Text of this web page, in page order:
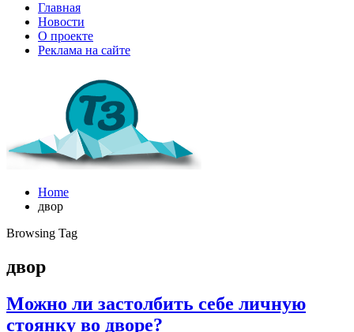
Главная
Новости
О проекте
Реклама на сайте
Home
двор
Browsing Tag
двор
Можно ли застолбить себе личную
стоянку во дворе?